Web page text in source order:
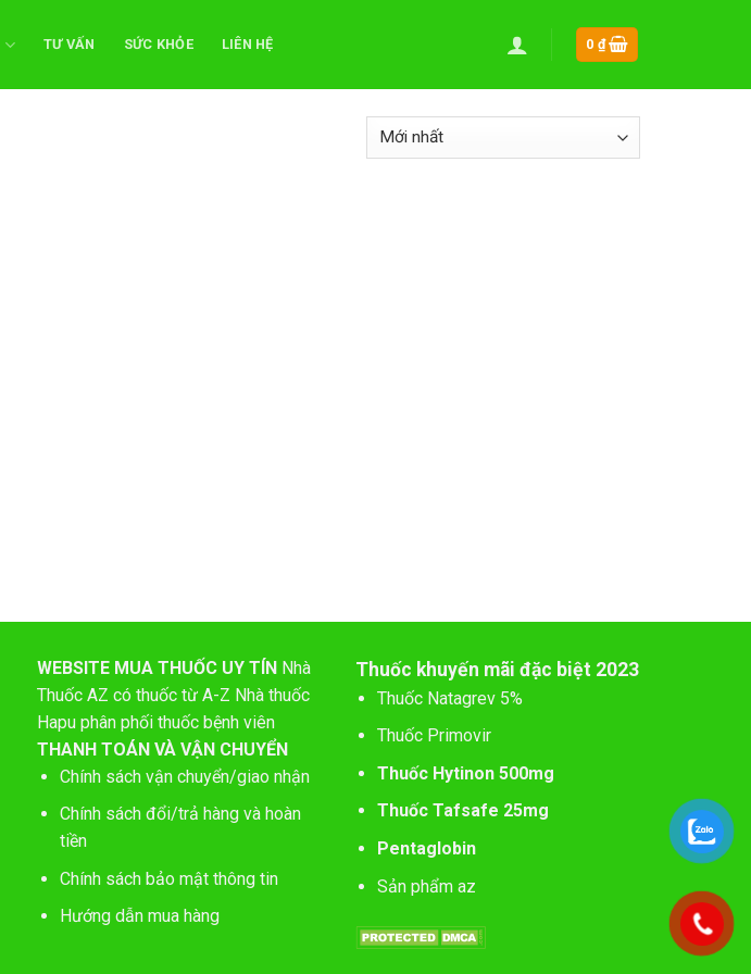
TƯ VẤN SỨC KHỎE LIÊN HỆ 0 ₫
WEBSITE MUA THUỐC UY TÍN Nhà
Thuốc AZ có thuốc từ A-Z Nhà thuốc
Hapu phân phối thuốc bệnh viên
THANH TOÁN VÀ VẬN CHUYỂN
Chính sách vận chuyển/giao nhận
Chính sách đổi/trả hàng và hoàn
tiền
Chính sách bảo mật thông tin
Hướng dẫn mua hàng
Thuốc khuyến mãi đặc biệt 2023
Thuốc Natagrev 5%
Thuốc Primovir
Thuốc Hytinon 500mg
Thuốc Tafsafe 25mg
Pentaglobin
Sản phẩm az